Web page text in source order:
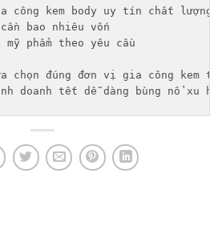
công kem body uy tín chất lượng
bao nhiêu vốn
phẩm theo yêu cầu
chọn đúng đơn vị gia công kem
doanh tết dễ dàng bùng nổ xu